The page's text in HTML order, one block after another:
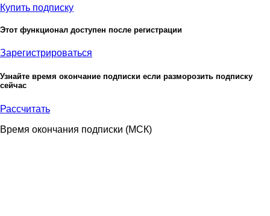
Купить подписку
Этот функционал доступен после регистрации
Зарегистрироваться
Узнайте время окончание подписки если разморозить подписку
сейчас
Рассчитать
Время окончания подписки (МСК)